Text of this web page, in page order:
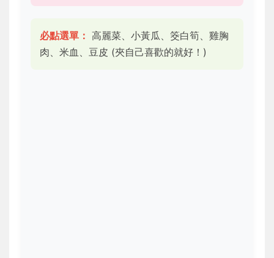
必點選單： 高麗菜、小黃瓜、筊白筍、雞胸
肉、米血、豆皮 (夾自己喜歡的就好！)